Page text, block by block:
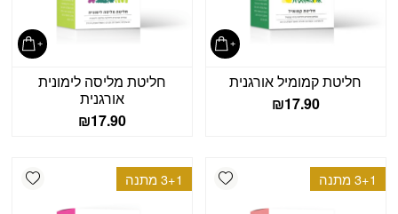
חליטת קמומיל אורגנית
₪17.90
חליטת מליסה לימונית
אורגנית
₪17.90
Add wishlist 3+1 מתנה 3+1 מתנה